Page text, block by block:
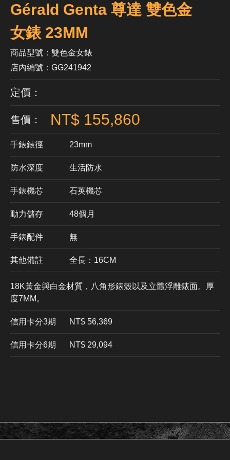
Gérald Genta 尊達 雙色金
女錶 23MM
商品型號：雙色金女錶
店內編號：GG241942
定價：
售價： NT$ 155,860
手錶錶徑 23mm
防水深度 生活防水
手錶機芯 ​石英機芯
動力儲存 48個月
手錶配件 無
其他備註 全長：16CM
18K黃金與白金材質，八角形錶殼以及立體浮雕錶面。厚
度7MM。
信用卡分3期 ​NT$ 56,369
信用卡分6期 NT$ 29,094